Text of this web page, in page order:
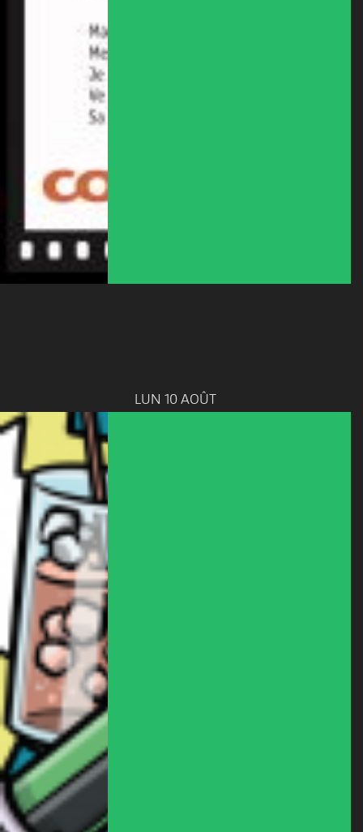
LUN 10 AOÛT